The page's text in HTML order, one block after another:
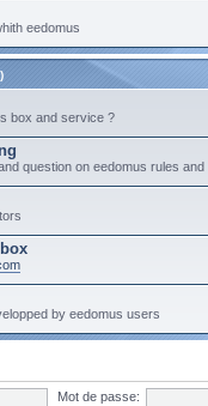
eedomus
box and service ?
question on eedomus rules and
by eedomus users
Mot de passe: